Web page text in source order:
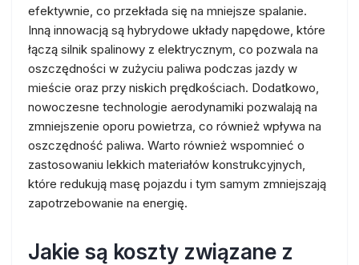
efektywnie, co przekłada się na mniejsze spalanie.
Inną innowacją są hybrydowe układy napędowe, które
łączą silnik spalinowy z elektrycznym, co pozwala na
oszczędności w zużyciu paliwa podczas jazdy w
mieście oraz przy niskich prędkościach. Dodatkowo,
nowoczesne technologie aerodynamiki pozwalają na
zmniejszenie oporu powietrza, co również wpływa na
oszczędność paliwa. Warto również wspomnieć o
zastosowaniu lekkich materiałów konstrukcyjnych,
które redukują masę pojazdu i tym samym zmniejszają
zapotrzebowanie na energię.
Jakie są koszty związane z